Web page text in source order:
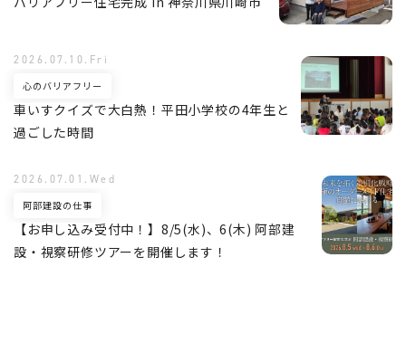
車いすクイズで大白熱！平田小学校の4年生と
過ごした時間
心のバリアフリー
2026.07.10.Fri
【お申し込み受付中！】8/5(水)、6(木) 阿部建
設・視察研修ツアーを開催します！
阿部建設の仕事
2026.07.01.Wed